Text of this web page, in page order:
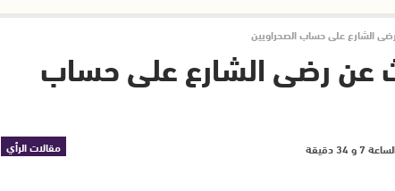
الشارع على حساب الصحراويين
عن رضى الشارع على حساب
مقالات الرأي